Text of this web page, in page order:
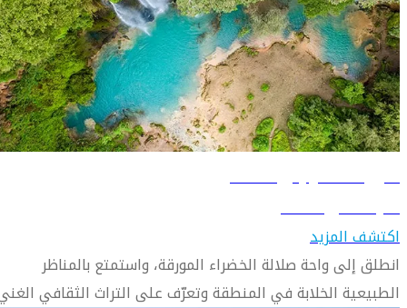
دليل السفر إلى صلالة
تعرّف على صلالة
اكتشف المزيد
انطلق إلى واحة صلالة الخضراء المورقة، واستمتع بالمناظر
الطبيعية الخلابة في المنطقة وتعرّف على التراث الثقافي